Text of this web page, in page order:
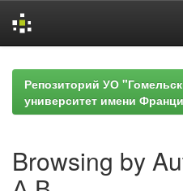
navigationРепозиторий УО
университет имени
Browsing by